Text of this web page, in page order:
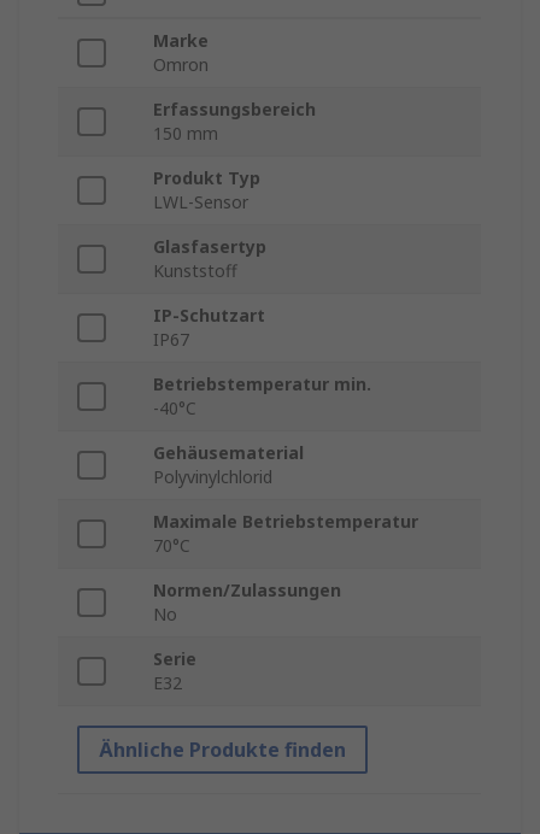
Marke
Omron
Erfassungsbereich
150 mm
Produkt Typ
LWL-Sensor
Glasfasertyp
Kunststoff
IP-Schutzart
IP67
Betriebstemperatur min.
-40°C
Gehäusematerial
Polyvinylchlorid
Maximale Betriebstemperatur
70°C
Normen/Zulassungen
No
Serie
E32
Ähnliche Produkte finden